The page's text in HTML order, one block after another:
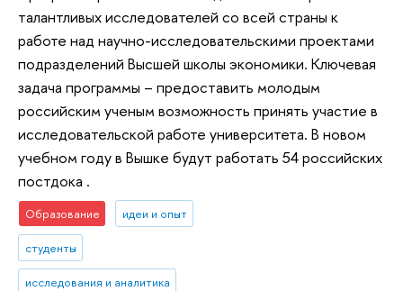
талантливых исследователей со всей страны к
работе над научно-исследовательскими проектами
подразделений Высшей школы экономики. Ключевая
задача программы – предоставить молодым
российским ученым возможность принять участие в
исследовательской работе университета. В новом
учебном году в Вышке будут работать 54 российских
постдока .
Образование идеи и опыт
студенты
исследования и аналитика